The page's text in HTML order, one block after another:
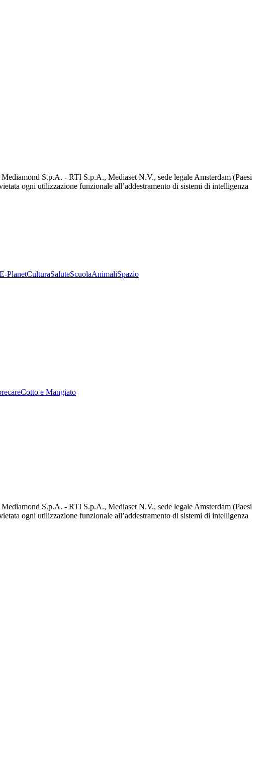
S.p.A. - RTI S.p.A., Mediaset N.V., sede legale Amsterdam (Paesi
ogni utilizzazione funzionale all’addestramento di sistemi di intelligenza
E-PlanetCulturaSaluteScuolaAnimaliSpazio
Cotto e Mangiato
S.p.A. - RTI S.p.A., Mediaset N.V., sede legale Amsterdam (Paesi
ogni utilizzazione funzionale all’addestramento di sistemi di intelligenza